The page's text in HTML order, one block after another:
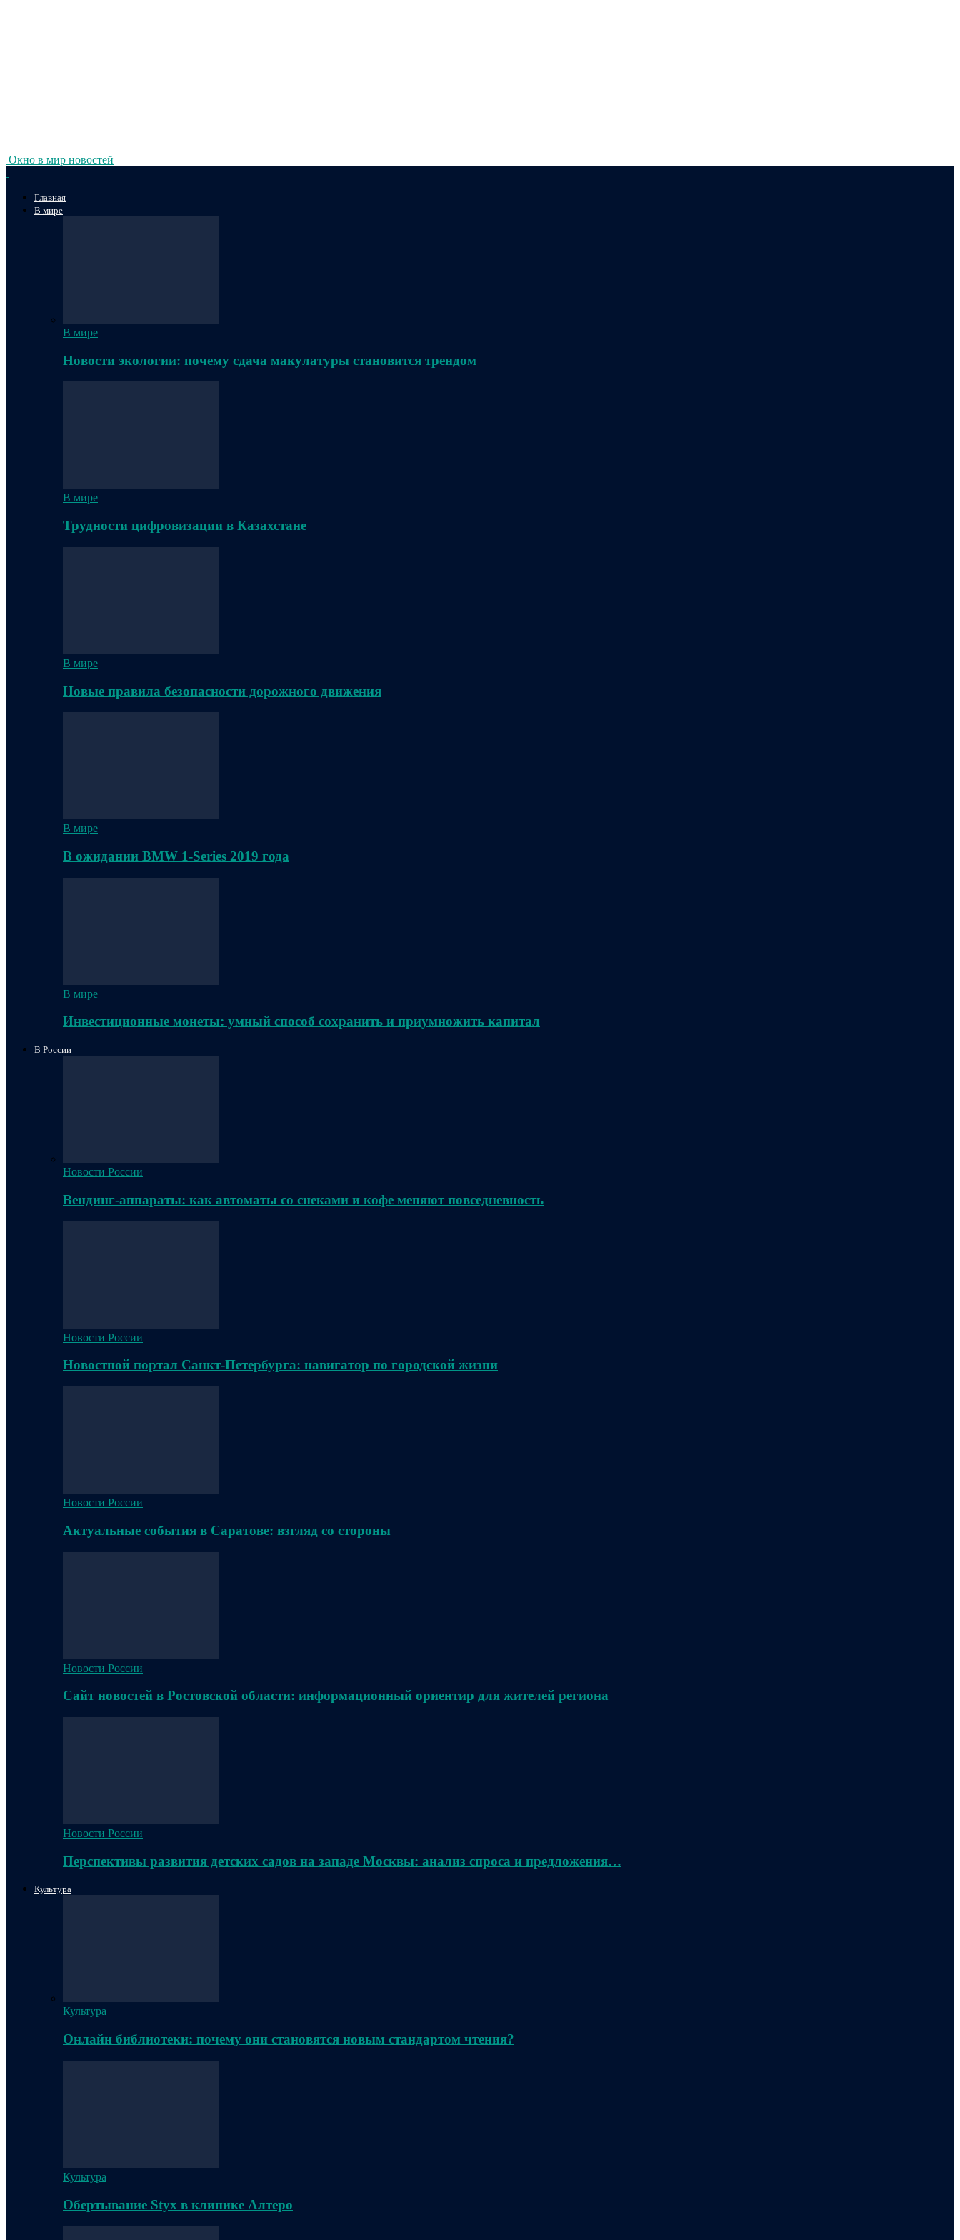
Окно в мир новостей
Главная
В мире
В мире
Новости экологии: почему сдача макулатуры становится трендом
В мире
Трудности цифровизации в Казахстане
В мире
Новые правила безопасности дорожного движения
В мире
В ожидании BMW 1-Series 2019 года
В мире
Инвестиционные монеты: умный способ сохранить и приумножить капитал
В России
Новости России
Вендинг-аппараты: как автоматы со снеками и кофе меняют повседневность
Новости России
Новостной портал Санкт-Петербурга: навигатор по городской жизни
Новости России
Актуальные события в Саратове: взгляд со стороны
Новости России
Сайт новостей в Ростовской области: информационный ориентир для жителей региона
Новости России
Перспективы развития детских садов на западе Москвы: анализ спроса и предложения…
Культура
Культура
Онлайн библиотеки: почему они становятся новым стандартом чтения?
Культура
Обертывание Styx в клинике Алтеро